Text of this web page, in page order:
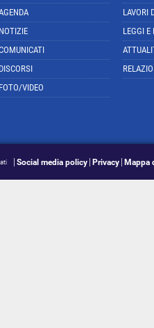
NOTIZIE
DISCORSI
FOTO/VIDEO
LAVORI
LEGGI E
Social media policy Privacy Mappa